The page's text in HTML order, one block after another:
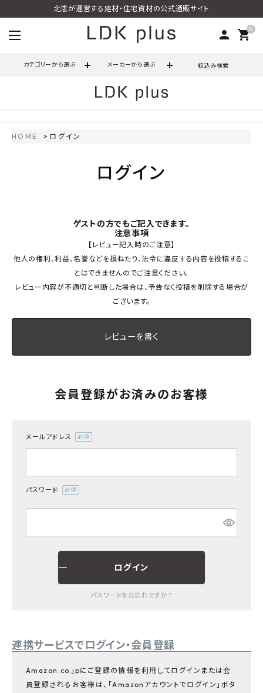
北恵が運営する建材・住宅資材の公式通販サイト
person 0
shopping_cart
カテゴリーから選ぶ メーカーから選ぶ 絞込み検索
営業時間 - 10:00～17:00（定休日 - 土日祝）
person 会員登録
FAX注文はこちらから
よくあるご質問
メルマガ登録
プライバシーポリシー
HOME ログイン
ログイン
ゲストの方でもご記入できます。
注意事項
【レビュー記入時のご注意】
他人の権利、利益、名誉などを損ねたり、法令に違反する内容を投稿するこ
とはできませんのでご注意ください。
レビュー内容が不適切と判断した場合は、予告なく投稿を削除する場合が
ございます。
レビューを書く
会員登録がお済みのお客様
メールアドレス
パスワード
須)
ログイン
パスワードをお忘れですか？
連携サービスでログイン・会員登録
Amazon.co.jpにご登録の情報を利用してログインまたは会
員登録されるお客様は、「Amazonアカウントでログイン」ボタ